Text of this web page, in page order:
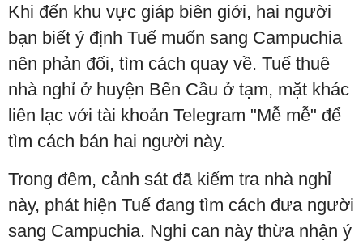
Khi đến khu vực giáp biên giới, hai người
bạn biết ý định Tuế muốn sang Campuchia
nên phản đối, tìm cách quay về. Tuế thuê
nhà nghỉ ở huyện Bến Cầu ở tạm, mặt khác
liên lạc với tài khoản Telegram "Mễ mễ" để
tìm cách bán hai người này.
Trong đêm, cảnh sát đã kiểm tra nhà nghỉ
này, phát hiện Tuế đang tìm cách đưa người
sang Campuchia. Nghi can này thừa nhận ý